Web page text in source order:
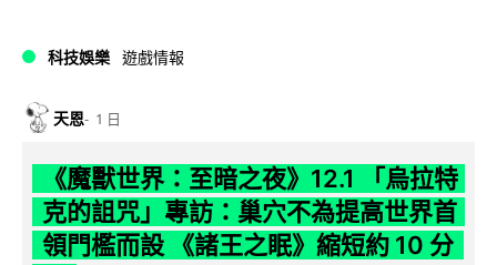
科技娛樂 遊戲情報
天恩 1 日
《魔獸世界：至暗之夜》12.1 「烏拉特
克的詛咒」專訪：巢穴不為提高世界首
領門檻而設 《諸王之眠》縮短約 10 分